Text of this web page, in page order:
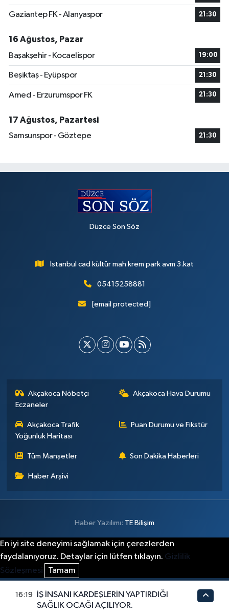
Gaziantep FK - Alanyaspor 21:30
16 Ağustos, Pazar
Başakşehir - Kocaelispor
19:00
Beşiktaş - Eyüpspor 21:30
Amed - Erzurumspor FK 21:30
17 Ağustos, Pazartesi
Samsunspor - Göztepe
21:30
Düzce Son Söz
İstanbul cad kültür mah krem park avm 3.kat
05415258881
[email protected]
Akçakoca Nöbetçi
Eczaneler
Akçakoca Hava Durumu
Akçakoca Trafik
Yoğunluk Haritası
Puan Durumu ve Fikstür
Tüm Manşetler Son Dakika Haberleri
Haber Arşivi
Haber Yazılımı: TE Bilişim
En iyi site deneyimi sağlamak için çerezlerden
faydalanıyoruz. Detaylar için lütfen tıklayın. Gizlilik
Sözleşmesi
Tamam
16:19
İŞ İNSANI KARDEŞLERİN YAPTIRDIĞI
SAĞLIK OCAĞI AÇILIYOR.